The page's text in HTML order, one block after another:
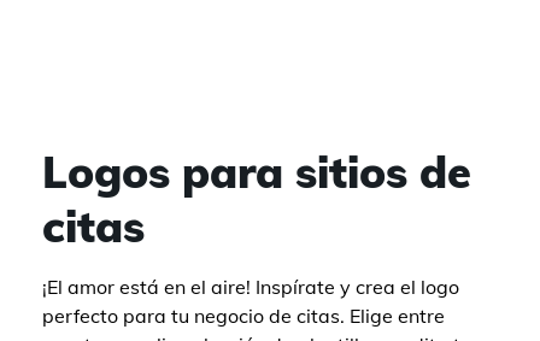
Logos para sitios de
citas
¡El amor está en el aire! Inspírate y crea el logo
perfecto para tu negocio de citas. Elige entre